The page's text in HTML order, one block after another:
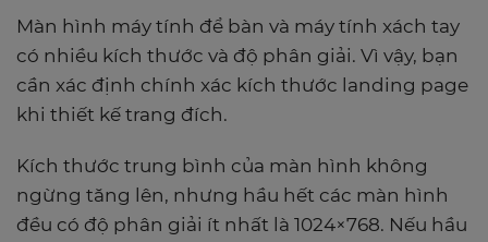
Màn hình máy tính để bàn và máy tính xách tay
có nhiều kích thước và độ phân giải. Vì vậy, bạn
cần xác định chính xác kích thước landing page
khi thiết kế trang đích.
Kích thước trung bình của màn hình không
ngừng tăng lên, nhưng hầu hết các màn hình
đều có độ phân giải ít nhất là 1024×768. Nếu hầu